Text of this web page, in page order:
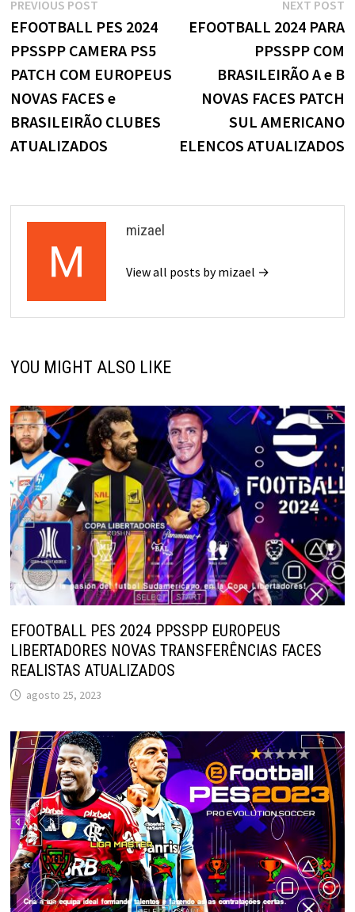
Navegação
de
Post
PREVIOUS POSTPrevious
post:
EFOOTBALL PES 2024
PPSSPP CAMERA PS5
PATCH COM EUROPEUS
NOVAS FACES e
BRASILEIRÃO CLUBES
ATUALIZADOS
NEXT POST
EFOOTBALL 2024 PARA
PPSSPP COM
BRASILEIRÃO A e B
NOVAS FACES PATCH
SUL AMERICANO
ELENCOS ATUALIZADOS
mizael
View all posts by mizael →
YOU MIGHT ALSO LIKE
EFOOTBALL PES 2024 PPSSPP EUROPEUS
LIBERTADORES NOVAS TRANSFERÊNCIAS FACES
REALISTAS ATUALIZADOS
agosto 25, 2023